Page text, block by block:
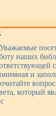
Уважаемые
наших
и
который